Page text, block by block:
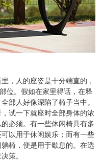
人的座姿是十分端直的，
位。假如在家里得话，在释
部人好像深陷了椅子当中。
试一下就座时全部身体的浓
必须。有一些休闲椅具有多
以用于休闲娱乐；而有一些
椅，便是用于歇息的。在选
策。